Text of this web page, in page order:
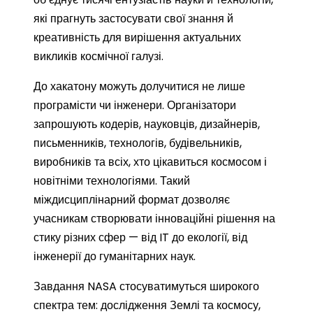
які прагнуть застосувати свої знання й
креативність для вирішення актуальних
викликів космічної галузі.
До хакатону можуть долучитися не лише
програмісти чи інженери. Організатори
запрошують кодерів, науковців, дизайнерів,
письменників, технологів, будівельників,
виробників та всіх, хто цікавиться космосом і
новітніми технологіями. Такий
міждисциплінарний формат дозволяє
учасникам створювати інноваційні рішення на
стику різних сфер — від IT до екології, від
інженерії до гуманітарних наук.
Завдання NASA стосуватимуться широкого
спектра тем: дослідження Землі та космосу,